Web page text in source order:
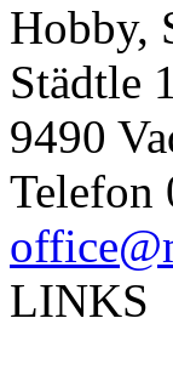
Hobby,
Städtle
9490
Telefon
LINKS